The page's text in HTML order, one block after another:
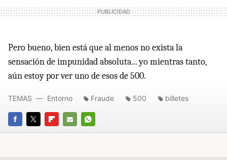
Pero bueno, bien está que al menos no exista la
sensación de impunidad absoluta... yo mientras tanto,
aún estoy por ver uno de esos de 500.
FACEBOOK
TWITTERFLIPBOARD
E-
WHATSAPP
TEMAS Entorno Fraude 500 billetes